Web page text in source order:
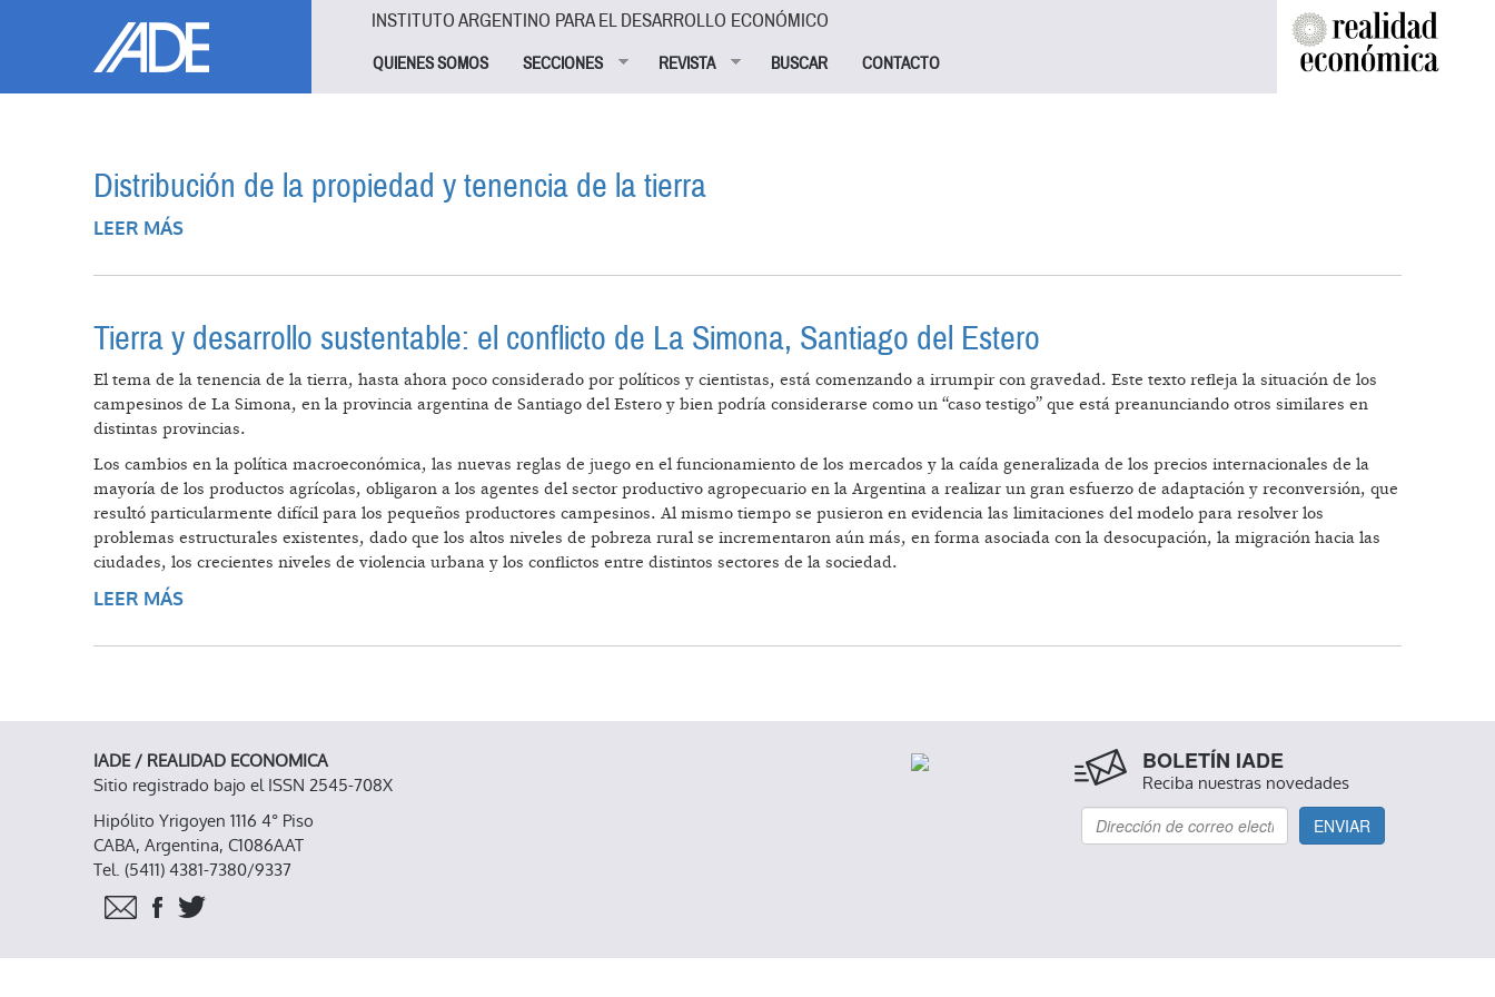
INSTITUTO ARGENTINO PARA EL DESARROLLO ECONÓMICO
QUIENES SOMOS SECCIONES REVISTA BUSCAR CONTACTO
Distribución de la propiedad y tenencia de la tierra
LEER MÁS
Tierra y desarrollo sustentable: el conflicto de La Simona, Santiago del Estero
El tema de la tenencia de la tierra, hasta ahora poco considerado por políticos y cientistas, está comenzando a irrumpir con gravedad. Este texto refleja la situación de los
campesinos de La Simona, en la provincia argentina de Santiago del Estero y bien podría considerarse como un “caso testigo” que está preanunciando otros similares en
distintas provincias.
Los cambios en la política macroeconómica, las nuevas reglas de juego en el funcionamiento de los mercados y la caída generalizada de los precios internacionales de la
mayoría de los productos agrícolas, obligaron a los agentes del sector productivo agropecuario en la Argentina a realizar un gran esfuerzo de adaptación y reconversión, que
resultó particularmente difícil para los pequeños productores campesinos. Al mismo tiempo se pusieron en evidencia las limitaciones del modelo para resolver los
problemas estructurales existentes, dado que los altos niveles de pobreza rural se incrementaron aún más, en forma asociada con la desocupación, la migración hacia las
ciudades, los crecientes niveles de violencia urbana y los conflictos entre distintos sectores de la sociedad.
LEER MÁS
IADE / REALIDAD ECONOMICA
Sitio registrado bajo el ISSN 2545-708X
Hipólito Yrigoyen 1116 4° Piso
CABA, Argentina, C1086AAT
Tel. (5411) 4381-7380/9337
BOLETÍN IADE
Reciba nuestras novedades
ENVIAR